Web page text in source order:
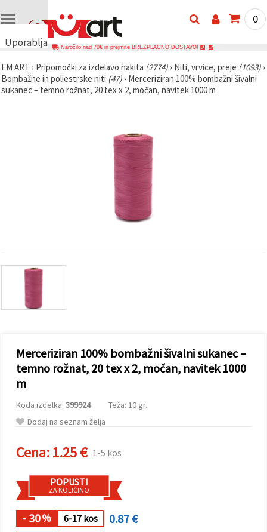
Uporabljamo
🍪
Uporabljamo
piškotke in
prikazujemo
vsebine in
oglase, tudi
s pomočjo
partnerjev
»Sprejmi
vse!« se
lahko
strinjate z
vseh
piškotkov.
Ali pa v
Nastavitvah
svoje
preference z
določene
vrste
piškotkov
na gumb
»Shrani«.
0
Naročilo nad 70€ in prejmite BREZPLAČNO DOSTAVO!
EM ART › Pripomočki za izdelavo nakita (2774)› Niti, vrvice, preje (1093)›
Bombažne in poliestrske niti (47)› Merceriziran 100% bombažni šivalni
sukanec – temno rožnat, 20 tex x 2, močan, navitek 1000 m
Merceriziran 100% bombažni šivalni sukanec –
temno rožnat, 20 tex x 2, močan, navitek 1000
m
Koda izdelka: 399924
Teža: 10 gr.
Dodaj na seznam želja
Cena:1.25 € 1-5 kos
POPUSTI
ZA KOLIČINO
- 30% 6-17 kos
0.87 €